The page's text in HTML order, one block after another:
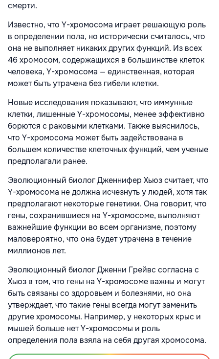
смерти.
Известно, что Y-хромосома играет решающую роль
в определении пола, но исторически считалось, что
она не выполняет никаких других функций. Из всех
46 хромосом, содержащихся в большинстве клеток
человека, Y-хромосома — единственная, которая
может быть утрачена без гибели клетки.
Новые исследования показывают, что иммунные
клетки, лишенные Y-хромосомы, менее эффективно
борются с раковыми клетками. Также выяснилось,
что Y-хромосома может быть задействована в
большем количестве клеточных функций, чем ученые
предполагали ранее.
Эволюционный биолог Дженнифер Хьюз считает, что
Y-хромосома не должна исчезнуть у людей, хотя так
предполагают некоторые генетики. Она говорит, что
гены, сохранившиеся на Y-хромосоме, выполняют
важнейшие функции во всем организме, поэтому
маловероятно, что она будет утрачена в течение
миллионов лет.
Эволюционный биолог Дженни Грейвс согласна с
Хьюз в том, что гены на Y-хромосоме важны и могут
быть связаны со здоровьем и болезнями, но она
утверждает, что такие гены всегда могут заменить
другие хромосомы. Например, у некоторых крыс и
мышей больше нет Y-хромосомы и роль
определения пола взяла на себя другая хромосома.